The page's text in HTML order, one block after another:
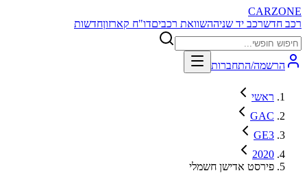
CARZONE
רכב חדשרכב יד שניההשוואת רכביםדו"ח קארזוןחדשות
הרשמה/התחברות
ראשי
GAC
GE3
2020
פירסט אדישן חשמלי